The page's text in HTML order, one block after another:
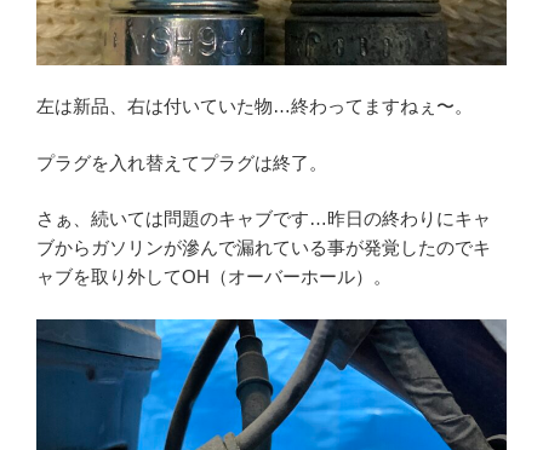
左は新品、右は付いていた物…終わってますねぇ〜。
プラグを入れ替えてプラグは終了。
さぁ、続いては問題のキャブです…昨日の終わりにキャ
ブからガソリンが滲んで漏れている事が発覚したのでキ
ャブを取り外してOH（オーバーホール）。